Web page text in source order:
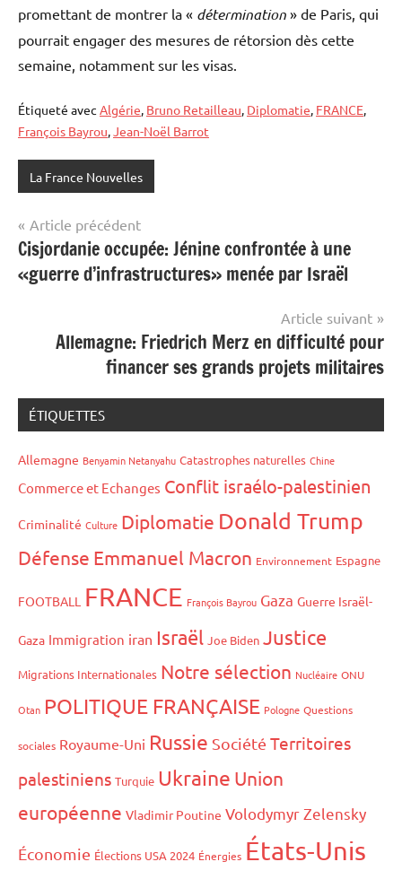
promettant de montrer la « détermination » de Paris, qui
pourrait engager des mesures de rétorsion dès cette
semaine, notamment sur les visas.
Étiqueté avec Algérie, Bruno Retailleau, Diplomatie, FRANCE,
François Bayrou,Jean-Noël Barrot
La France Nouvelles
Navigation
de
l’article
Article précédent
Cisjordanie occupée: Jénine confrontée à une
«guerre d’infrastructures» menée par Israël
Article suivant
Allemagne: Friedrich Merz en difficulté pour
financer ses grands projets militaires
ÉTIQUETTES
Allemagne Benyamin Netanyahu Catastrophes naturelles Chine
Commerce et Echanges Conflit israélo-palestinien
Criminalité Culture Diplomatie Donald Trump
Défense Emmanuel Macron Environnement Espagne
FOOTBALL FRANCE François Bayrou Gaza Guerre Israël-
Gaza Immigration iran Israël Joe Biden Justice
Migrations Internationales Notre sélection Nucléaire ONU
Otan POLITIQUE FRANÇAISE Pologne Questions
sociales Royaume-Uni Russie Société Territoires
palestiniens Turquie Ukraine Union
européenne Vladimir Poutine Volodymyr Zelensky
Économie Élections USA 2024 Énergies États-Unis